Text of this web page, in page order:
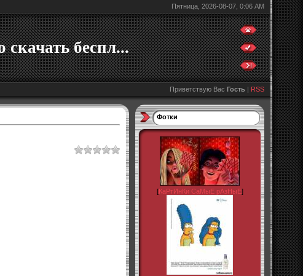
Пятница, 2026-08-07, 0:06 AM
беспл...
Приветствую Вас Гость | RSS
Фотки
[КаРтИнКи СаМыЕ рАзНыЕ]